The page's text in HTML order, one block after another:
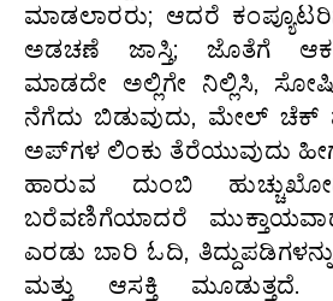
ಮಾಡಲಾರರು; ಆದರೆ
ಅಡಚಣೆ ಜಾಸ್ತಿ; ಜೊತೆಗೆ
ಮಾಡದೇ ಅಲ್ಲಿಗೇ ನಿಲ್ಲಿಸಿ,
ನೆಗೆದು ಬಿಡುವುದು, ಮೇಲ್ ಚೆಕ್
ಅಪ್‌ಗಳ ಲಿಂಕು ತೆರೆಯುವುದು
ಹಾರುವ ದುಂಬಿ
ಬರೆವಣಿಗೆಯಾದರೆ
ಎರಡು ಬಾರಿ ಓದಿ,
ಮತ್ತು ಆಸಕ್ತಿ ಮೂಡುತ್ತದೆ.